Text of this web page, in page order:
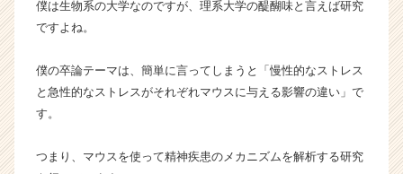
活
ト
チ
リ
僕は生物系の大学なのですが、理系大学の醍醐味と言えば研究
ですよね。
僕の卒論テーマは、簡単に言ってしまうと「慢性的なストレス
と急性的なストレスがそれぞれマウスに与える影響の違い」で
す。
つまり、マウスを使って精神疾患のメカニズムを解析する研究